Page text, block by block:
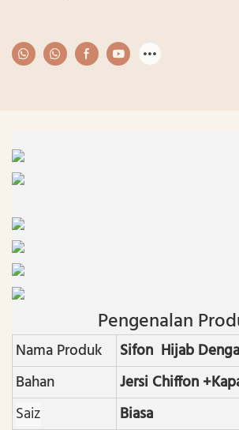
Pengenalan
Nama Produk
Sifon Hijab
Bahan
Jersi Chiffon
Saiz
Biasa